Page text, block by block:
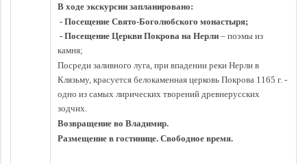
В ходе экскурсии запланировано:
- Посещение Свято-Боголюбского монастыря;
- Посещение Церкви Покрова на Нерли – поэмы из
камня;
Посреди заливного луга, при впадении реки Нерли в
Клязьму, красуется белокаменная церковь Покрова 1165 г. -
одно из самых лирических творений древнерусских
зодчих.
Возвращение во Владимир.
Размещение в гостинице. Свободное время.